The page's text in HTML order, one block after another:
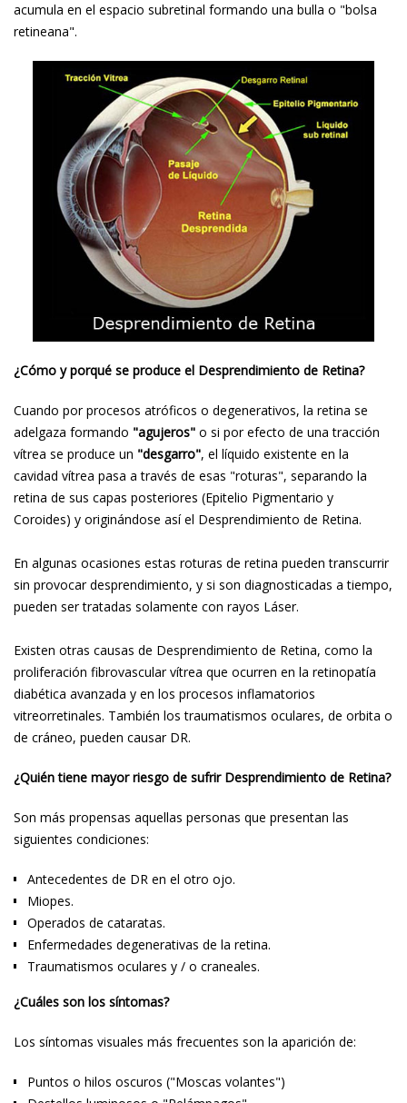
acumula en el espacio subretinal formando una bulla o "bolsa
retineana".
¿Cómo y porqué se produce el Desprendimiento de Retina?
Cuando por procesos atróficos o degenerativos, la retina se
adelgaza formando "agujeros" o si por efecto de una tracción
vítrea se produce un "desgarro", el líquido existente en la
cavidad vítrea pasa a través de esas "roturas", separando la
retina de sus capas posteriores (Epitelio Pigmentario y
Coroides) y originándose así el Desprendimiento de Retina.
En algunas ocasiones estas roturas de retina pueden transcurrir
sin provocar desprendimiento, y si son diagnosticadas a tiempo,
pueden ser tratadas solamente con rayos Láser.
Existen otras causas de Desprendimiento de Retina, como la
proliferación fibrovascular vítrea que ocurren en la retinopatía
diabética avanzada y en los procesos inflamatorios
vitreorretinales. También los traumatismos oculares, de orbita o
de cráneo, pueden causar DR.
¿Quién tiene mayor riesgo de sufrir Desprendimiento de Retina?
Son más propensas aquellas personas que presentan las
siguientes condiciones:
Antecedentes de DR en el otro ojo.
Miopes.
Operados de cataratas.
Enfermedades degenerativas de la retina.
Traumatismos oculares y / o craneales.
¿Cuáles son los síntomas?
Los síntomas visuales más frecuentes son la aparición de:
Puntos o hilos oscuros ("Moscas volantes")